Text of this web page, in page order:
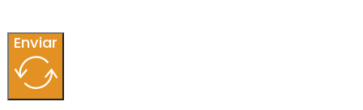
Enviar